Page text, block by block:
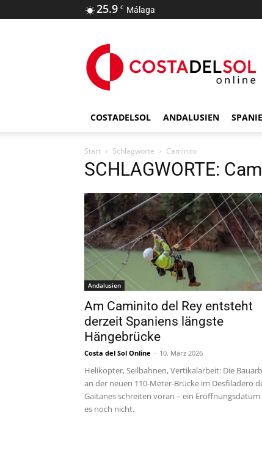
25.9 C Málaga
COSTADELSOL ANDALUSIEN
Start Schlagworte Caminito
SCHLAGWORTE:
Andalusien
Am Caminito del Rey entsteht
derzeit Spaniens längste
Hängebrücke
Costa del Sol Online - 10. März 2026
Helikopter, Seilbahnen, Vertikalarbeit: Die
an der neuen 110-Meter-Brücke im Desfiladero
Gaitanes schreiten voran – ein
es noch nicht.